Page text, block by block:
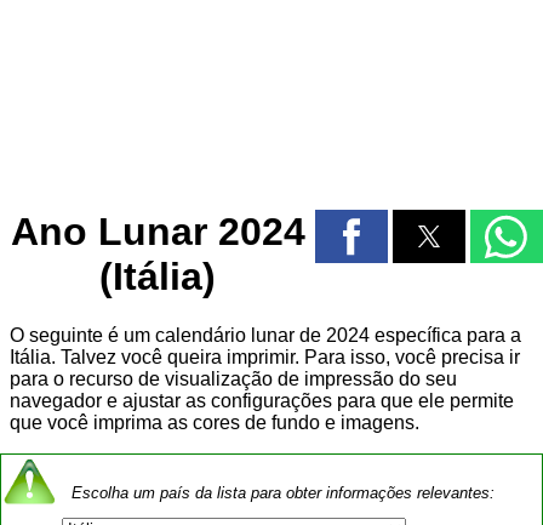
Ano Lunar 2024
(Itália)
O seguinte é um calendário lunar de 2024 específica para a
Itália. Talvez você queira imprimir. Para isso, você precisa ir
para o recurso de visualização de impressão do seu
navegador e ajustar as configurações para que ele permite
que você imprima as cores de fundo e imagens.
Escolha um país da lista para obter informações relevantes: